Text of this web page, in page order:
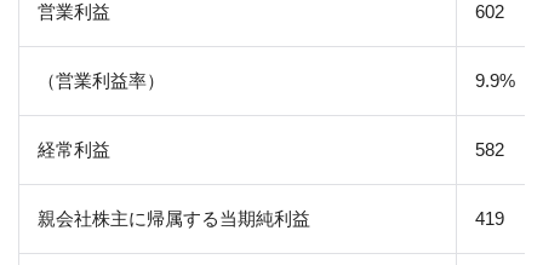
営業利益 602
（営業利益率） 9.9%
経常利益 582
親会社株主に帰属する当期純利益 419